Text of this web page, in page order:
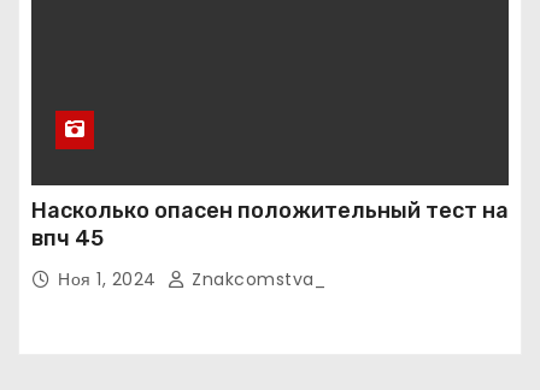
Насколько опасен положительный тест на
впч 45
Ноя 1, 2024 Znakcomstva_